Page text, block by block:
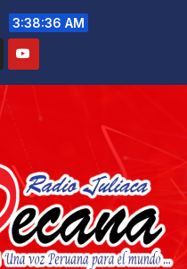
3:38:38 AM